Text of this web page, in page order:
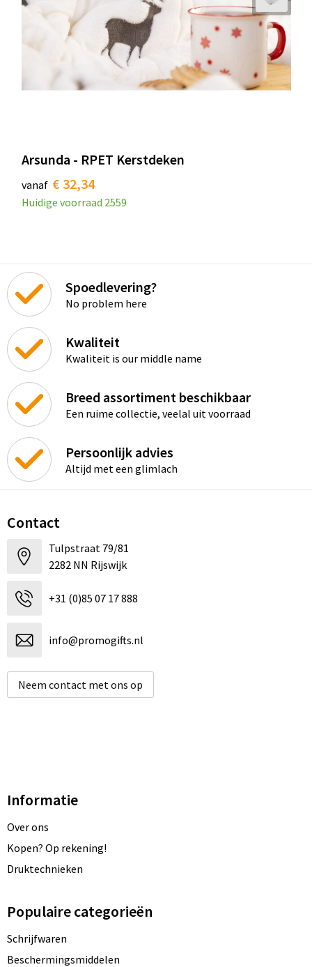
Arsunda - RPET Kerstdeken
vanaf € 32,34
Huidige voorraad 2559
Spoedlevering?
No problem here
Kwaliteit
Kwaliteit is our middle name
Breed assortiment beschikbaar
Een ruime collectie, veelal uit voorraad
Persoonlijk advies
Altijd met een glimlach
Contact
Tulpstraat 79/81
2282 NN Rijswijk
+31 (0)85 07 17 888
info@promogifts.nl
Neem contact met ons op
Informatie
Over ons
Kopen? Op rekening!
Druktechnieken
Populaire categorieën
Schrijfwaren
Beschermingsmiddelen